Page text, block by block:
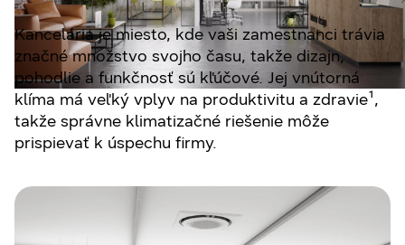
Kancelária je miesto, kde vaši zamestnanci trávia
značné množstvo svojho času, takže dizajn,
pohodlie a funkčnosť sú kľúčové. Jej vnútorná
klíma má veľký vplyv na produktivitu a zdravie¹,
takže správne klimatizačné riešenie môže
prispievať k úspechu firmy.